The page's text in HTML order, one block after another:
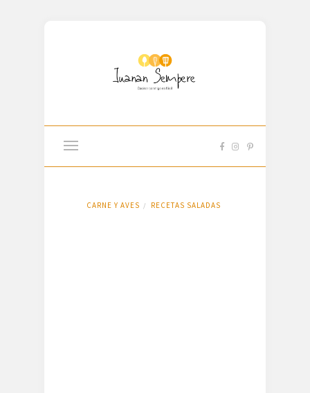
CARNE Y AVES / RECETAS SALADAS